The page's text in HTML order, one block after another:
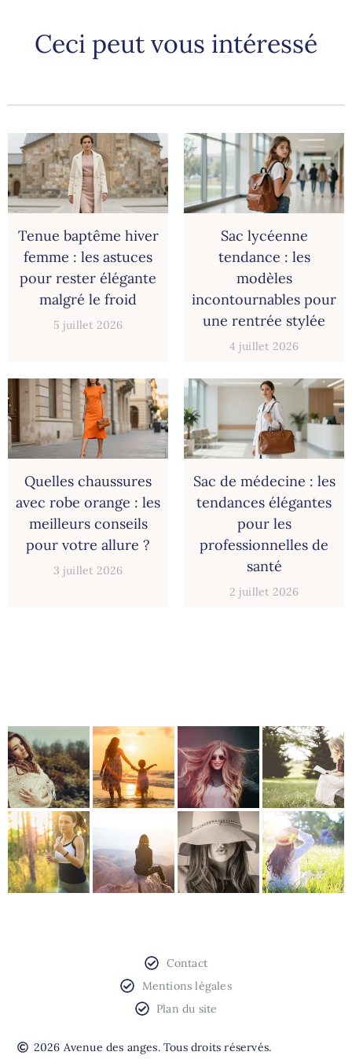
Ceci peut vous intéressé
Tenue baptême hiver
femme : les astuces
pour rester élégante
malgré le froid
5 juillet 2026
Sac lycéenne
tendance : les
modèles
incontournables pour
une rentrée stylée
4 juillet 2026
Quelles chaussures
avec robe orange : les
meilleurs conseils
pour votre allure ?
3 juillet 2026
Sac de médecine : les
tendances élégantes
pour les
professionnelles de
santé
2 juillet 2026
Contact
Mentions légales
Plan du site
2026 Avenue des anges. Tous droits réservés.